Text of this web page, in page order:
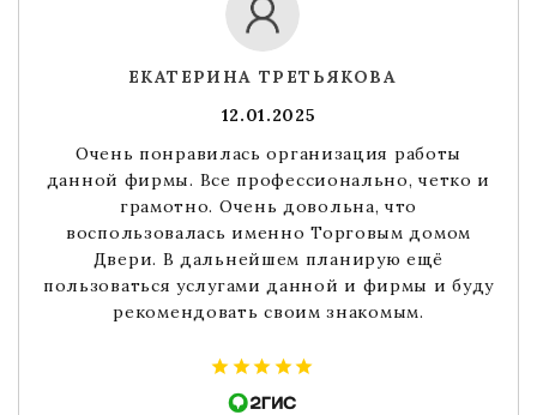
ЕКАТЕРИНА ТРЕТЬЯКОВА
12.01.2025
Очень понравилась организация работы
данной фирмы. Все профессионально, четко и
грамотно. Очень довольна, что
воспользовалась именно Торговым домом
Двери. В дальнейшем планирую ещё
пользоваться услугами данной и фирмы и буду
рекомендовать своим знакомым.